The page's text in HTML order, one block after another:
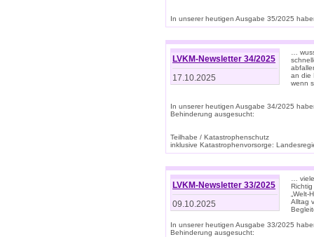
In unserer heutigen Ausgabe 35/2025
LVKM-Newsletter 34/2025
17.10.2025
…
an die
wenn
In unserer heutigen Ausgabe 34/2025
Behinderung ausgesucht:
Teilhabe / Katastrophenschutz
inklusive Katastrophenvorsorge:
LVKM-Newsletter 33/2025
09.10.2025
…
Alltag
In unserer heutigen Ausgabe 33/2025
Behinderung ausgesucht: